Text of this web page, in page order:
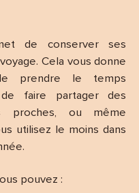
de conserver ses
Cela vous donne
prendre le temps
de faire partager des
proches, ou même
utilisez le moins dans
pouvez :